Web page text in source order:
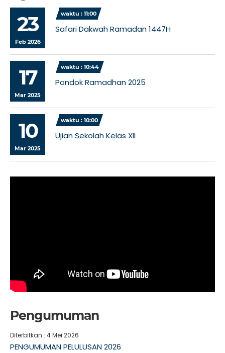
23
Feb 2026
waktu : 11:00
Safari Dakwah Ramadan 1447H
17
Mar 2025
waktu : 10:44
Pondok Ramadhan 2025
10
Mar 2025
waktu : 10:00
Ujian Sekolah Kelas XII
Pengumuman
Diterbitkan : 4 Mei 2026
PENGUMUMAN PELULUSAN 2026